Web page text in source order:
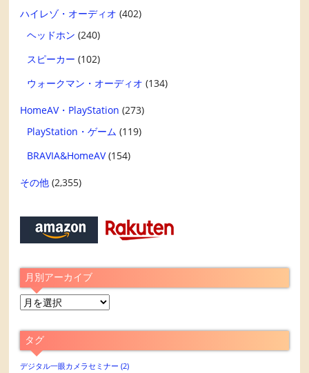
ハイレゾ・オーディオ (402)
ヘッドホン (240)
スピーカー (102)
ウォークマン・オーディオ (134)
HomeAV・PlayStation (273)
PlayStation・ゲーム (119)
BRAVIA&HomeAV(154)
その他 (2,355)
月別アーカイブ
月
ア
ー
カ
タグ
デジタル一眼カメラセミナー (2)